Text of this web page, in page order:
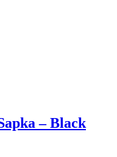
– Black